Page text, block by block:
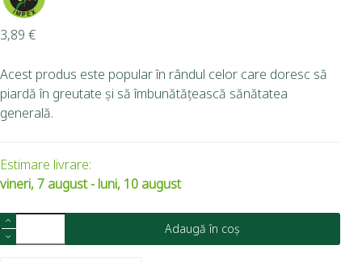
3,89 €
Acest produs este popular în rândul celor care doresc să
piardă în greutate și să îmbunătățească sănătatea
generală.
Estimare livrare:
vineri, 7 august - luni, 10 august
Adaugă în coș